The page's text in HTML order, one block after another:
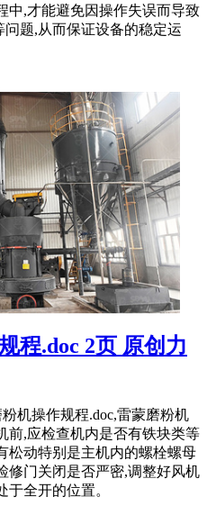
中,才能避免因操作失误而导致
题,从而保证设备的稳定运
程.doc 2页 原创力
机操作规程.doc,雷蒙磨粉机
前,应检查机内是否有铁块类等
松动特别是主机内的螺栓螺母
修门关闭是否严密,调整好风机
全开的位置。